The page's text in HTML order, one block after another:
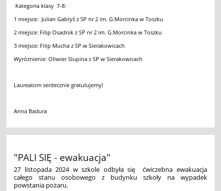
Kategoria klasy 7-8:
1 miejsce: Julian Gabryś z SP nr 2 im. G.Morcinka w Toszku
2 miejsce: Filip Osadnik z SP nr 2 im. G.Morcinka w Toszku
3 miejsce: Filip Mucha z SP w Sierakowicach
Wyróżnienie: Oliwier Slupina z SP w Sierakowicach
Laureatom serdecznie gratulujemy!
Anna Badura
"PALI SIĘ - ewakuacja"
27 listopada 2024 w szkole odbyła się ćwiczebna ewakuacja
całego stanu osobowego z budynku szkoły na wypadek
powstania pożaru.